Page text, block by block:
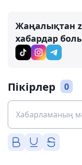
Жаңалықтан
хабардар
Пікірлер 0